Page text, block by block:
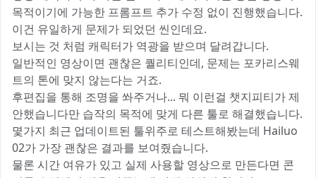
목적이기에 가능한 프롬프트 추가 수정 없이 진행했습니다.
이건 유일하게 문제가 되었던 씬인데요.
보시는 것 처럼 캐릭터가 역광을 받으며 달려갑니다.
일반적인 영상이면 괜찮은 퀄리티인데, 문제는 포카리스웨
트의 톤에 맞지 않는다는 거죠.
후편집을 통해 조명을 쏴주거나... 뭐 이런걸 챗지피티가 제
안했습니다만 습작의 목적에 맞게 다른 툴로 해결했습니다.
몇가지 최근 업데이트된 툴위주로 테스트해봤는데 Hailuo
02가 가장 괜찮은 결과를 보여줬습니다.
물론 시간 여유가 있고 실제 사용할 영상으로 만든다면 콘